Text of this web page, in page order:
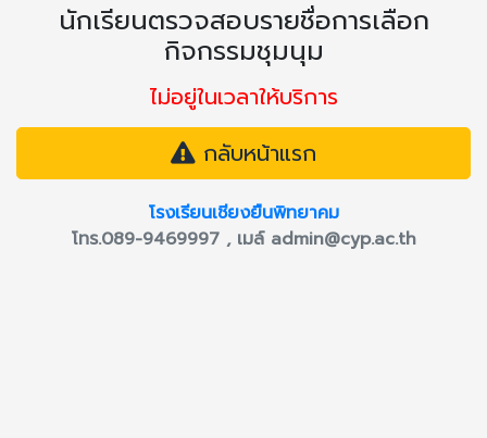
นักเรียนตรวจสอบรายชื่อการเลือก
กิจกรรมชุมนุม
ไม่อยู่ในเวลาให้บริการ
กลับหน้าแรก
โรงเรียนเชียงยืนพิทยาคม
โทร.089-9469997 , เมล์ admin@cyp.ac.th